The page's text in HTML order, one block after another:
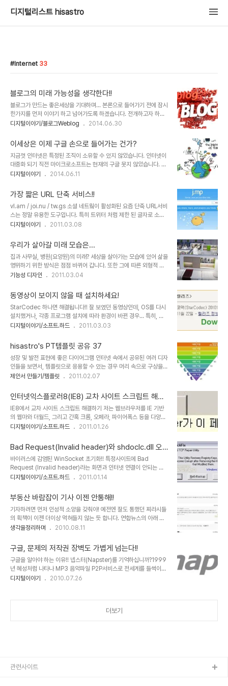
디지털리스트 hisastro
Internet 33
블로그의 미래 가능성을 생각한다!!
블로그가 만드는 좋은세상을 기대하며... 본론으로 들어가기 전에 잠시
한가지를 먼저 이야기 하고 넘어가도록 하겠습니다. 전개하고자 하는
이야기와의 연관성이 있다고 생각하기에... 보통 돈벌이를 생각할 때
니다. 그리고 그 돈벌이라는 것은 각 분야별로 모두 다 구분이 되고 나
는 판매자, 너는 구매자로 정형화된 관계만을 생각했습니다. 그러나 실
제로 알고 보면 기존에도 내가 돈벌이를 위해 지출하는 부분이 있고,
부수적으로 그것을 생각하기도 하지만, 그건 단지 내가 수익을 내기 위
한 어쩔수 없는 것으로만 치부했을 뿐 그것이 또다른 관계로서 상호작
흐름이라는 것을 깨닫지는 못했던 것 같..
디지털이야기/블로그Weblog 2014.06.30
이세상은 이제 구글 손으로 들어가는 건가?
지금껏 인터넷은 특정된 조직이 소유할 수 있지 않았습니다. 인터넷이
대중화 되기 직전 마이크로소프트는 현재의 구글 못지 않았습니다. 아
니 그보다 더 큰 영향으로 세상을 주름잡다 시피했습니다. 이미지 출
리에 보면 당시 신생기업 구글은 마이크로소프트가 자신들의 계획을
눈치채지 못하도록 하기 위해 상당히 조심했던 이야기가 나옵니다. 구
글은 그만큼 마이크로소프트가 무서웠던 겁니다. 그러나 이는 반대로
그만큼 MS가 인터넷 영역에 무지했음을 의미하는 것이기도 하죠. 하
지만 빌게이츠가 고백했듯이 인터넷을 간과하고 독자적인 네트워크였
지 손쉽게 장악할 수 있는 기회를 놓치고 말았..
디지털이야기 2014.06.11
가장 짧은 URL 단축 서비스!!
vl.am / joi.nu / tw.gs 소셜 네트웤이 활성화된 요즘 단축 URL서비
스는 정말 유용한 도구입니다. 특히 트위터 처럼 제한 된 글자로 소통
해야 하는 경우 그 효용성은 두말할 나위가 없죠. 구글을 비롯하여 새
되기 때문일 겁니다. 최근에는 URL 단축 서비스에 조회수를 보여준다
던지, 보안위협의 문제를 방지하기 위한 미리보기 등 부가 기능들이 추
가되는 추세기도 합니다. 그러나 단축 URL에 있어 기본은 뭐니 해도
긴 인터넷 주소를 한 글자라도 짧게 만들어주는 것에 있지 않을까 싶습
니다. ▲ 대중적으로 많이 사용하는 단축 URL서비스 j.mp와 bit.ly
서..
디지털이야기 2011.03.08
우리가 살아갈 미래 모습은...
집과 사무실, 병원(요양원)의 미래? 세상을 살아가는 모습에 있어 삶을
영위하기 위한 방식은 점점 바뀌어 갑니다. 또한 그에 따른 외형적 환
경들 역시 하루가 다르게 변화하고 있습니다. 마치 SF영화의 장면들
결과물이라고할 수 있을 겁니다. 이 디자인을 보면서 사무환경으로도
적용될 수 있겠다는, 아니 지금 당장이라도 이러한 형태가 적용되면 어
떨까라는 상상을 잠시 해보았습니다. 그러면서 좀 지난 것이긴 합니다
만, MS가 제시했던 미래 모습들이 문득 떠올랐습니다. 물론, 병원에
입원을 했던 경험이 있는 분들이나 가족 및 주위 지인이 입원했던 경
이러한 모습으로 입원실을 꾸..
기능성 디자인 2011.03.04
동영상이 보이지 않을 때 설치하세요!
StarCodec 하나면 해결됩니다!! 잘 보였던 동영상인데, OS를 다시
설치했거나, 각종 프로그램 설치에 따라 환경이 바뀐 경우... 특히, 디
지털 카메라(일반적으로 캐논)의 동영상이 곰플레이어 등의 내장형 코
보이지 않는 증상이 있으신 경우 설치해서 사용해 보시기 바랍니다. 스
타코덱의 현재까지 버전은 StarCodec 20101122 입니다. 설치와
관련한 사항은 도혀님께서 쓰신 통합코덱 스타코덱-StarCodec 다
운로드-설치법글을 참고하시기 바랍니다. 공식 홈페이지 주소는
http://www.starcodec.com 입니다. 저의 경우도 잘 나왔던 동영
웬만한 ..
디지털이야기/소프트.하드 2011.03.03
hisastro's PT템플릿 공유 37
성장 및 발전 표현에 좋은 다이어그램 인터넷 속에서 공유된 여러 디자
인들을 보면서, 템플릿으로 응용할 수 있는 경우 머리 속으로 구상을
하곤 합니다. 많은 템플릿들이 그렇게 만들어졌고, 그 순환의 연속으로
템플릿 37번째 공유를 합니다. 때론 어느 분의 경우 출처도 밝히지 않
은 채 제가 블로그에 올린 글과 내용을 고스란히 가져가시는 경우도 몇
번인가 우연히 보게 되었습니다. 마음이 좋지는 않았지만, 그래도 그냥
좋은 마음으로 도움이 되셨으려니... 하는 마음을 갖기도 합니다. 하지
만, 이런 분들로 인해 오픈소스의 순수함과 사회적 변화에 흠집이 되고
분들도 몰라서 그..
제안서 만들기/템플릿 2011.02.07
인터넷익스플로러8(IE8) 교차 사이트 스크립트 해결
방법
IE8에서 교차 사이트 스크립트 해결하기 저는 웹브라우저를 IE 기반
의 웹마와 더월드, 그리고 간혹 크롬, 오페라, 파이어폭스 등을 다양하
게 사용합니다. 그러다 보니, 기본적으로 가장 많이 사용한다고 하는
감하지는 않았습니다. 그런데, 블로깅이라는 것이 다른 분들에게 보여
지는 것이기에... 가끔 살펴본다고 인터넷 익스플로러로 블로그를 열어
보곤 했는데, 그간 확인하지 못보던 문제를 발견하였습니다. 바로 "교
차 사이트 스크립트"에 관한 문제인데, 이를 해결하기 위해서는 제 블
로그가 구글의 텍스트큐브를 사용하는 것이기에... 궁극적으로는 구글
스를 제공하는 곳에서 해결되어야 ..
디지털이야기/소프트.하드 2011.01.26
Bad Request(Invalid header)와 shdoclc.dll 오
류 해결하기
바이러스에 감염된 WinSocket 초기화!! 특정사이트에 Bad
Request (Invalid header)라는 화면과 인터넷 연결이 안되는 경
우 해결방법 저의 경우는 싸이월드에 접속만 하면 이러한 증상이 나타
을 확인하고, 제 컴퓨터의 문제가 아닐까 생각이 들었습니다. 그래서
인터넷 옵션에서 쿠키삭제, 임시 파일삭제 등 여러 방법을 동원해 해결
방법을 찾아 보았습니다만, 일시적으로는 정상적으로 되는 듯하다가,
곧 같은 증상이 반복되었습니다. 그래서 혹, 악성코드에 의한 Socket
의 문제가 아닐까 하는 의구심이 -일반적 백신을 동원한 바이러스 검
원인은 무엇인지는 모르겠습니다..
디지털이야기/소프트.하드 2011.01.14
부동산 바람잡이 기사 이젠 안통해!!
기자하려면 먼저 인성적 소양을 갖춰야! 예전엔 잘도 통했던 찌라시들
의 획책이 이젠 더이상 먹혀들지 않는 듯 합니다. 연합뉴스의 아래 기
사에 달린 댓글들을 보니 확연하게 나타납니다. 아직도 예전처럼 펜대
똑바로 차려야될 것 같습니다. 말 그대로 언론사에서 인성적 소양을 먼
저 갖춘 사람을 뽑던지 아니면 그러한 교육을 먼저 하던지 해야할 판입
니다. -뭐 찌라시나 다를 바 없는 언론사들 자체가 더 문제긴 합니다
만...- 지방 주택시장 꿈틀..청약률ㆍ집값↑ 보시기 편하시라고... 상기
기사에 달린 각 주요 포털사이트의 댓글들을 갈무리 하여 모았습니다.
생각을정리하며 2010.08.11
구글, 문제의 저작권 장벽도 가볍게 넘는다!!
구글을 알아야 하는 이유!! 넵스터(Napster)를 기억하십니까?1999
년 혜성처럼 나타나 MP3 음악파일 P2P서비스로 전세계를 들썩이게
했던 주인공...그러나 음원과 관련한 무르익지 못한 기존의 저작권과
작권 침해 협의로 소송을 제기하였기 때문이며, 이를 타개하기 위해 유
디지털이야기 2010.07.26
더보기
관련사이트